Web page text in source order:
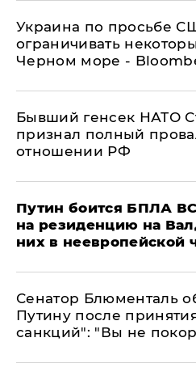
Украина по просьбе
ограничивать
Черном море -
Бывший генсек НАТО
признал полный
отношении РФ
Путин боится БПЛА
на резиденцию на
них в неевропейской
Сенатор Блюменталь
Путину после
санкций": "Вы не